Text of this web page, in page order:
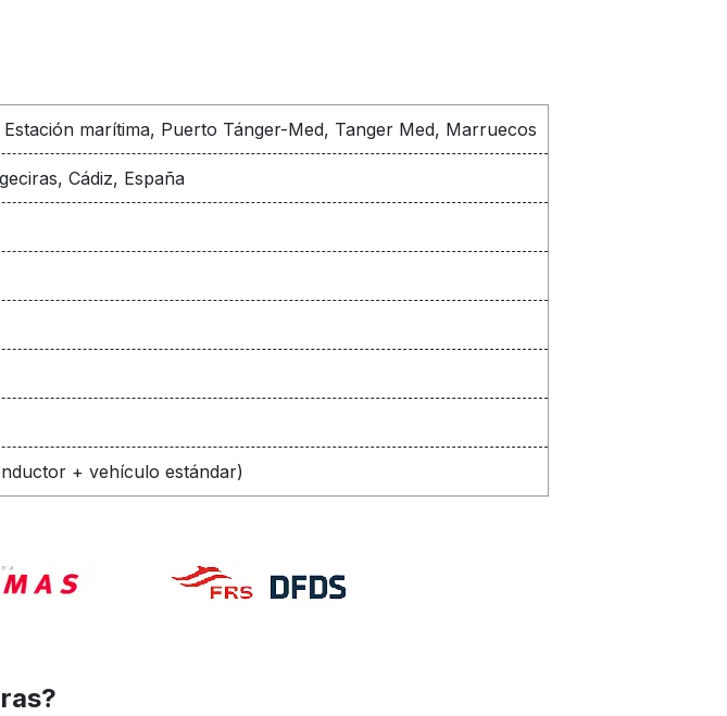
marítima, Puerto Tánger-Med, Tanger Med, Marruecos
Cádiz, España
+ vehículo estándar)